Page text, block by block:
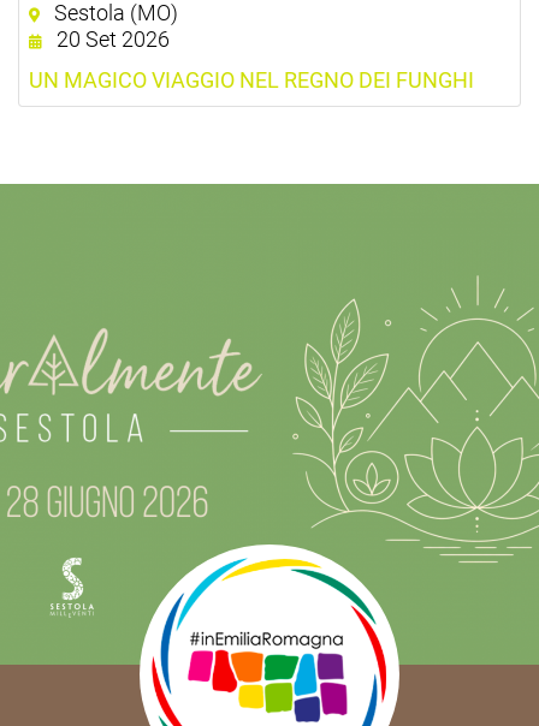
Sestola (MO)
20 Set 2026
UN MAGICO VIAGGIO NEL REGNO DEI FUNGHI